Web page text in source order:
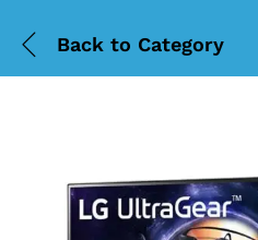
Back to Category